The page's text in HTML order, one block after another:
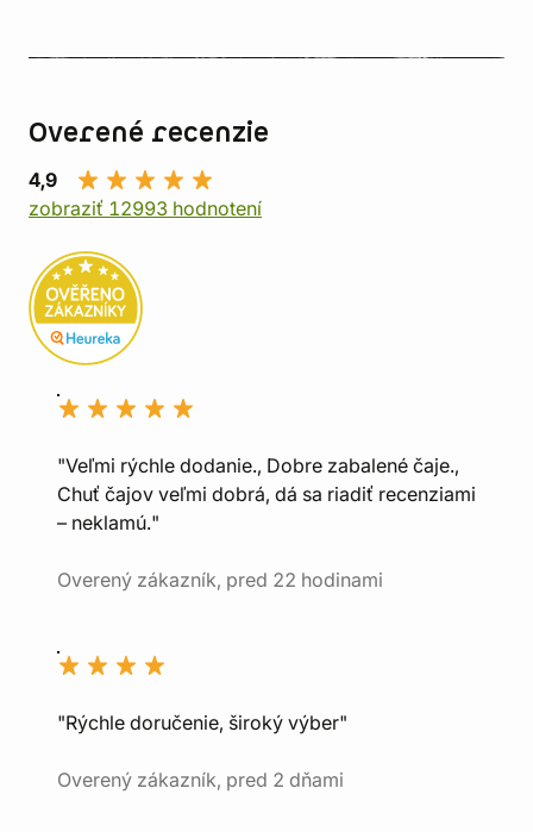
Overené recenzie
4,9
zobraziť 12993 hodnotení
"Veľmi rýchle dodanie., Dobre zabalené čaje.,
Chuť čajov veľmi dobrá, dá sa riadiť recenziami
– neklamú."
Overený zákazník, pred 22 hodinami
"Rýchle doručenie, široký výber"
Overený zákazník, pred 2 dňami